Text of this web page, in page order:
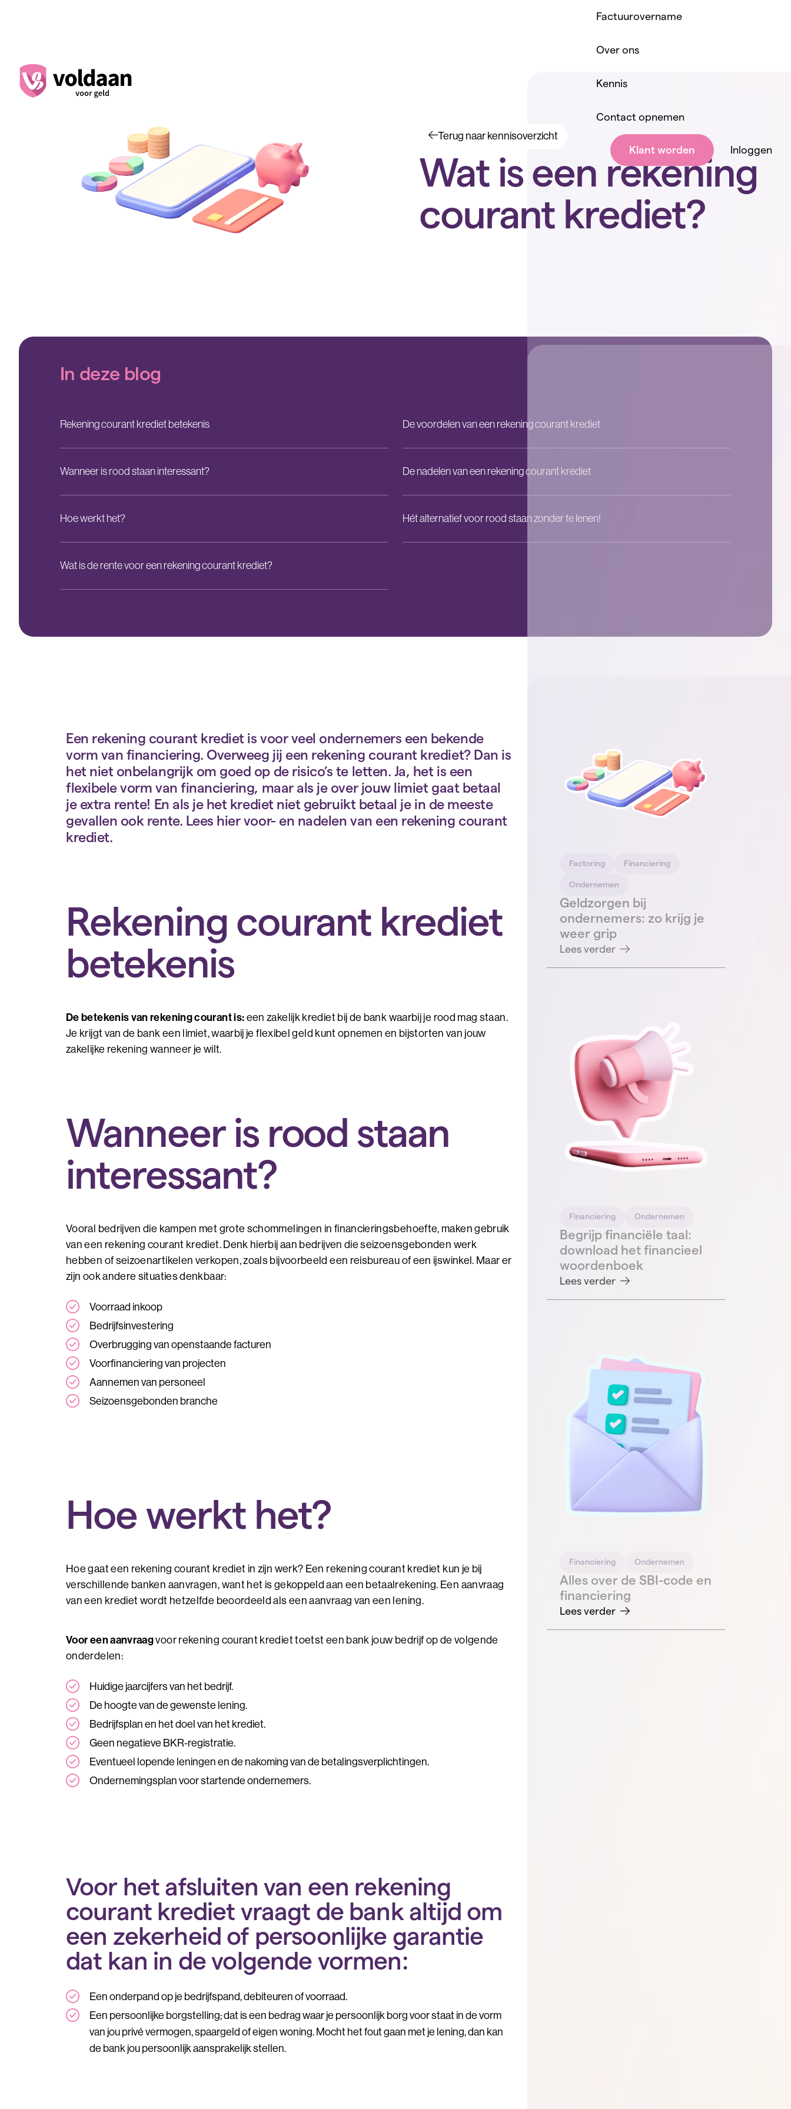
Factuurovername
Over ons
Kennis
Contact opnemen
Klant worden Inloggen
Terug naar kennisoverzicht
Wat is een rekening
courant krediet?
In deze blog
Rekening courant krediet betekenis
Wanneer is rood staan interessant?
Hoe werkt het?
Wat is de rente voor een rekening courant krediet?
De voordelen van een rekening courant krediet
De nadelen van een rekening courant krediet
Hét alternatief voor rood staan zonder te lenen!
Een rekening courant krediet is voor veel ondernemers een bekende
vorm van financiering. Overweeg jij een rekening courant krediet? Dan is
het niet onbelangrijk om goed op de risico’s te letten. Ja, het is een
flexibele vorm van financiering, maar als je over jouw limiet gaat betaal
je extra rente! En als je het krediet niet gebruikt betaal je in de meeste
gevallen ook rente. Lees hier voor- en nadelen van een rekening courant
krediet.
Rekening courant krediet
betekenis
De betekenis van rekening courant is: een zakelijk krediet bij de bank waarbij je rood mag staan.
Je krijgt van de bank een limiet, waarbij je flexibel geld kunt opnemen en bijstorten van jouw
zakelijke rekening wanneer je wilt.
Wanneer is rood staan
interessant?
Vooral bedrijven die kampen met grote schommelingen in financieringsbehoefte, maken gebruik
van een rekening courant krediet. Denk hierbij aan bedrijven die seizoensgebonden werk
hebben of seizoenartikelen verkopen, zoals bijvoorbeeld een reisbureau of een ijswinkel. Maar er
zijn ook andere situaties denkbaar:
Voorraad inkoop
Bedrijfsinvestering
Overbrugging van openstaande facturen
Voorfinanciering van projecten
Aannemen van personeel
Seizoensgebonden branche
Hoe werkt het?
Hoe gaat een rekening courant krediet in zijn werk? Een rekening courant krediet kun je bij
verschillende banken aanvragen, want het is gekoppeld aan een betaalrekening. Een aanvraag
van een krediet wordt hetzelfde beoordeeld als een aanvraag van een lening.
Voor een aanvraagvoor rekening courant krediet toetst een bank jouw bedrijf op de volgende
onderdelen:
Huidige jaarcijfers van het bedrijf.
De hoogte van de gewenste lening.
Bedrijfsplan en het doel van het krediet.
Geen negatieve BKR-registratie.
Eventueel lopende leningen en de nakoming van de betalingsverplichtingen.
Ondernemingsplan voor startende ondernemers.
Voor het afsluiten van een rekening
courant krediet vraagt de bank altijd om
een zekerheid of persoonlijke garantie
dat kan in de volgende vormen:
Een onderpand op je bedrijfspand, debiteuren of voorraad.
Een persoonlijke borgstelling; dat is een bedrag waar je persoonlijk borg voor staat in de vorm
van jou privé vermogen, spaargeld of eigen woning. Mocht het fout gaan met je lening, dan kan
de bank jou persoonlijk aansprakelijk stellen.
Factoring Financiering
Ondernemen
Geldzorgen bij
ondernemers: zo krijg je
weer grip
Lees verder
Financiering Ondernemen
Begrijp financiële taal:
download het financieel
woordenboek
Lees verder
Financiering Ondernemen
Alles over de SBI-code en
financiering
Lees verder